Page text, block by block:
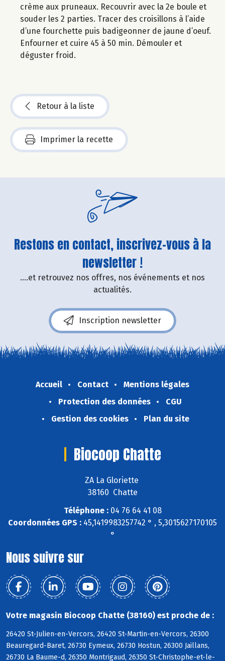
crème aux pruneaux. Recouvrir avec la 2e boule et
souder les 2 parties. Tracer des croisillons à l’aide
d’une fourchette puis badigeonner de jaune d’oeuf.
Enfourner et cuire 45 à 50 min. Démouler et
déguster froid.
Retour à la liste
Imprimer la recette
Restons en contact, inscrivez-vous à la
newsletter !
....et retrouvez nos offres, nos événements et nos
actualités.
Inscription newsletter
Accueil Contact
Mentions légales
Protection des données
CGU
Gestion des cookies
Plan du site
Biocoop Chatte
ZA La Gloriette
38160 Chatte
Téléphone :04 76 64 41 08
Coordonnées GPS : 45,1419983257742 ° , 5,3015627170105
°
Nous suivre sur
Votre magasin Biocoop Chatte (38160) est proche de :
26420 St-Julien-en-Vercors, 26420 St-Martin-en-Vercors, 26300
Beauregard-Baret, 26730 Eymeux, 26730 Hostun, 26300 Jaillans,
26730 La Baume-d, 26350 Montrigaud, 26350 St-Christophe-et-le-